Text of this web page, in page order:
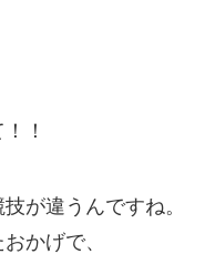
！
が違うんですね。
かげで、